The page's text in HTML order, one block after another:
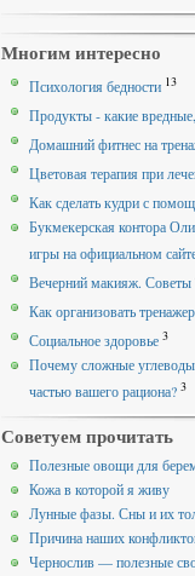
Многим интересно
Психология бедности 13
Продукты - какие
Домашний фитнес на
Цветовая терапия при
Как сделать кудри с
Букмекерская контора
игры на официальном
Вечерний макияж. Советы
Как организовать
Социальное здоровье 3
Почему сложные
частью вашего рациона? 3
Советуем прочитать
Полезные овощи для
Кожа в которой я живу
Лунные фазы. Сны и их
Причина наших
Чернослив — полезные